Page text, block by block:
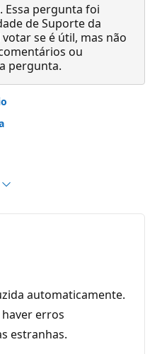
Essa pergunta foi
de Suporte da
se é útil, mas não
ou
pergunta.
automaticamente.
erros
estranhas.